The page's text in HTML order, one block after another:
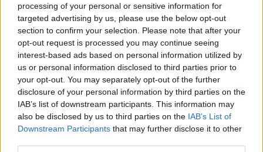
processing of your personal or sensitive information for
targeted advertising by us, please use the below opt-out
section to confirm your selection. Please note that after your
opt-out request is processed you may continue seeing
interest-based ads based on personal information utilized by
us or personal information disclosed to third parties prior to
your opt-out. You may separately opt-out of the further
disclosure of your personal information by third parties on the
IAB’s list of downstream participants. This information may
also be disclosed by us to third parties on the IAB’s List of
Downstream Participants that may further disclose it to other
Θεσσαλονίκη: Πυρκαγιά σε δασική έκταση στο
Μονοπήγαδο Θέρμης
7/08/2026 - 4:41μμ